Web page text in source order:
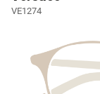
VE1274